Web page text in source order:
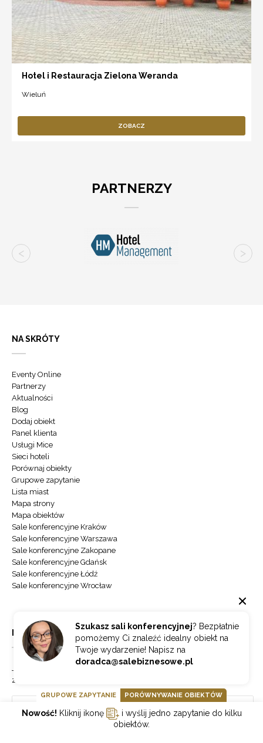
Hotel i Restauracja Zielona Weranda
Wieluń
ZOBACZ
PARTNERZY
Szukasz sali konferencyjnej? Bezpłatnie
pomożemy Ci znaleźć idealny obiekt na
Twoje wydarzenie! Napisz na
doradca@salebiznesowe.pl
NA SKRÓTY
Eventy Online
Partnerzy
Aktualności
Blog
Dodaj obiekt
Panel klienta
Usługi Mice
Sieci hoteli
Porównaj obiekty
Grupowe zapytanie
Lista miast
Mapa strony
Mapa obiektów
Sale konferencyjne Kraków
Sale konferencyjne Warszawa
Sale konferencyjne Zakopane
Sale konferencyjne Gdańsk
Sale konferencyjne Łódź
Sale konferencyjne Wrocław
NEWSLETTER
Jeżeli chcesz otrzymywać najnowsze informacje o branży hotelowej
zapisz się do naszego newslettera.
GRUPOWE ZAPYTANIE PORÓWNYWANIE OBIEKTÓW
Nowość! Kliknij ikonę
i wyślij jedno zapytanie do kilku
obiektów.